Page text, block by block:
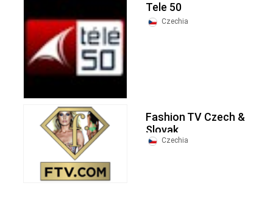
Tele 50
Czechia
Fashion TV Czech &
Slovak
Czechia